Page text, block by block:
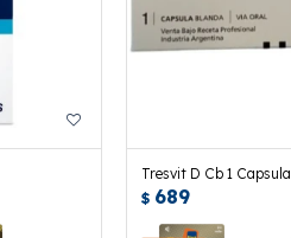
Tresvit D Cb 1 Capsula
$ 689